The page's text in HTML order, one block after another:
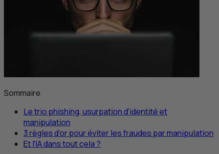
Sommaire
Le trio phishing, usurpation d'identité et
manipulation
3 règles d’or pour éviter les fraudes par manipulation
Et l'IAdans tout cela ?